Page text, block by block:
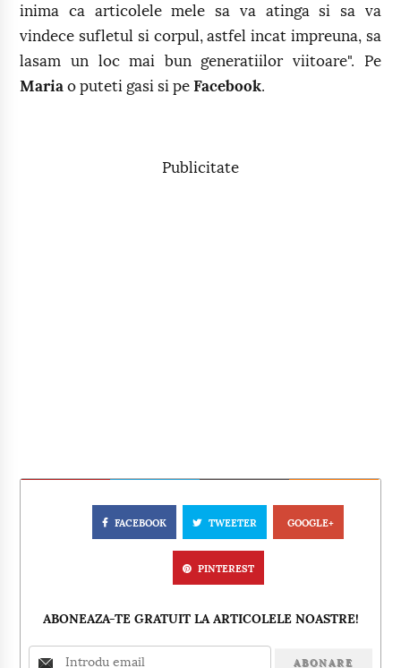
inima ca articolele mele sa va atinga si sa va
vindece sufletul si corpul, astfel incat impreuna, sa
lasam un loc mai bun generatiilor viitoare". Pe
Maria o puteti gasi si peFacebook.
Publicitate
FACEBOOK TWEETER GOOGLE+
PINTEREST
ABONEAZA-TE GRATUIT LA ARTICOLELE NOASTRE!